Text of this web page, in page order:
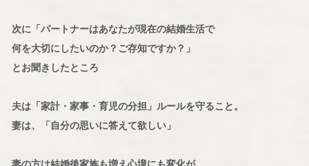
次に「パートナーはあなたが現在の結婚生活で
何を大切にしたいのか？ご存知ですか？」
とお聞きしたところ
夫は「家計・家事・育児の分担」ルールを守ること。
妻は、「自分の思いに答えて欲しい」